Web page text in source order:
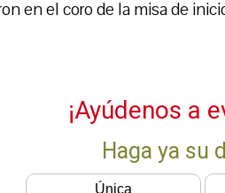
en el coro de la misa de